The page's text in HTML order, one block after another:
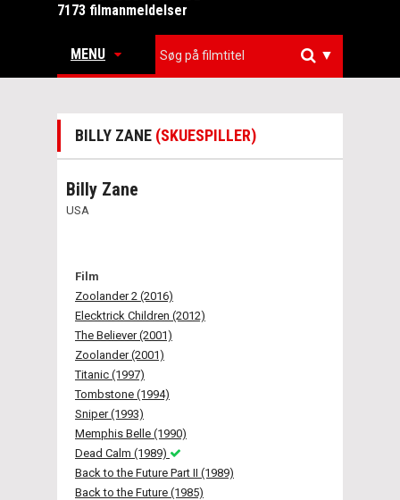
7173 filmanmeldelser
MENU ▼
BILLY ZANE (SKUESPILLER)
Billy Zane
USA
Film
Zoolander 2 (2016)
Elecktrick Children (2012)
The Believer (2001)
Zoolander (2001)
Titanic (1997)
Tombstone (1994)
Sniper (1993)
Memphis Belle (1990)
Dead Calm (1989)
Back to the Future Part II (1989)
Back to the Future (1985)